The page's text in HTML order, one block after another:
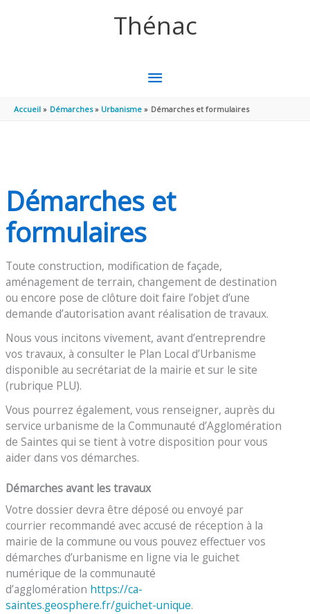
Thénac
MENU
PRINCIPAL
Accueil Démarches Urbanisme Démarches et formulaires
Démarches et
formulaires
Toute construction, modification de façade,
aménagement de terrain, changement de destination
ou encore pose de clôture doit faire l’objet d’une
demande d’autorisation avant réalisation de travaux.
Nous vous incitons vivement, avant d’entreprendre
vos travaux, à consulter le Plan Local d’Urbanisme
disponible au secrétariat de la mairie et sur le site
(rubrique PLU).
Vous pourrez également, vous renseigner, auprès du
service urbanisme de la Communauté d’Agglomération
de Saintes qui se tient à votre disposition pour vous
aider dans vos démarches.
Démarches avant les travaux
Votre dossier devra être déposé ou envoyé par
courrier recommandé avec accusé de réception à la
mairie de la commune ou vous pouvez effectuer vos
démarches d’urbanisme en ligne via le guichet
numérique de la communauté
d’agglomération https://ca-
saintes.geosphere.fr/guichet-unique.